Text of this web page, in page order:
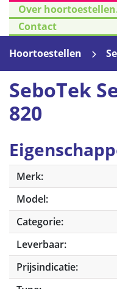
Over
Contact
Hoortoestellen
SeboTek
820
Merk:
Model:
Categorie:
Leverbaar:
Prijsindicatie: